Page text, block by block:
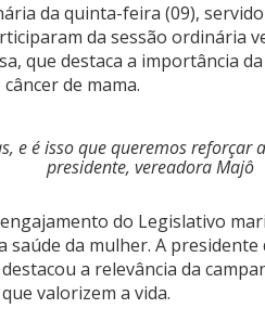
da quinta-feira (09),
da sessão ordinária
que destaca a importância
de mama.
e é isso que queremos reforçar
presidente, vereadora Majô
do Legislativo
saúde da mulher. A presidente
a relevância da
valorizem a vida.